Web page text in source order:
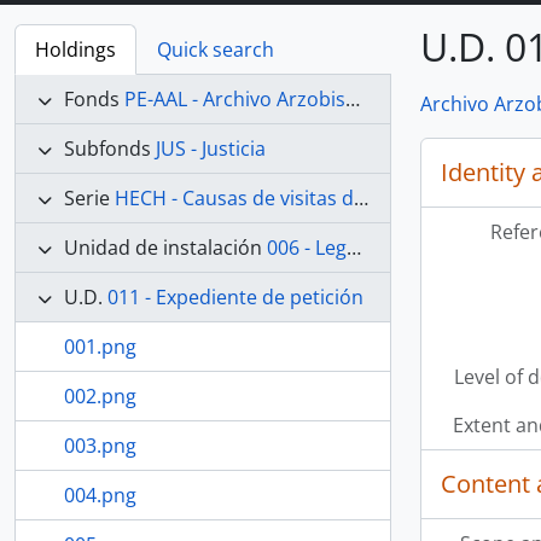
Holdings
Quick search
Fonds PE-AAL - Archivo Arzobispal de Lima
Subfonds JUS - Justicia
Serie HECH - Causas de visitas de hechicerías e Idolatrías
Unidad de instalación 006 - Legajo 06
U.D. 011 - Expediente de petición
001.png
002.png
003.png
004.png
U.D.
Archivo
Identity
Level of
Extent
Content